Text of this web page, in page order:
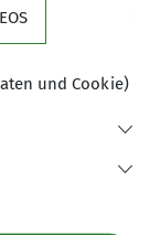
und Cookie)